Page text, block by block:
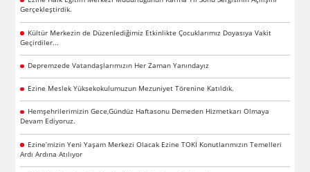
Gerçekleştirdik.
Kültür Merkezin de Düzenlediğimiz Etkinlikte Çocuklarımız Doyasıya Vakit
Geçirdiler...
Depremzede Vatandaşlarımızın Her Zaman Yanındayız
Ezine Meslek Yüksekokulumuzun Mezuniyet Törenine Katıldık.
Hemşehrilerimizin Gece,Gündüz Haftasonu Demeden Hizmetkarı Olmaya
Devam Ediyoruz.
Ezine’mizin Yeni Yaşam Merkezi Olacak Ezine TOKİ Konutlarımızın Temelleri
Ardı Ardına Atılıyor